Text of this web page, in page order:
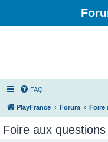
FAQ
PlayFrance Forum Foire
Foire aux questions